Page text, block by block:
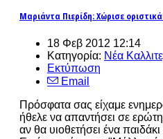
Μαριάντα Πιερίδη: Χώρισε
18 Φεβ 2012 12:14
Κατηγορία: Νέα
Εκτύπωση
Email
Πρόσφατα σας είχαμε
ήθελε να απαντήσει σε
αν θα υιοθετήσει ένα